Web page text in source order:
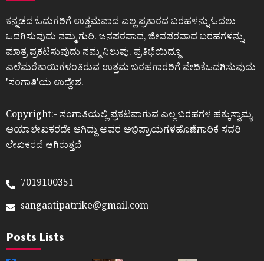
ಕನ್ನಡದ ಓದುಗರಿಗೆ ಉತ್ತಮವಾದ ಎಲ್ಲ ಪ್ರಕಾರದ ಬರಹಳನ್ನು ಓದಲು
ಒದಗಿಸುವುದು ನಮ್ಮ ಗುರಿ. ಜನಪರವಾದ, ಜೀವಪರವಾದ ಬರಹಗಳನ್ನು
ಮಾತ್ರ ಪ್ರಕಟಿಸುವುದು ನಮ್ಮ ನಿಲುವು. ಪ್ರತಿಭೆಯಿದ್ದೂ
ಎಲೆಮರೆಕಾಯಿಗಳಂತಿರುವ ಉತ್ತಮ ಬರಹಗಾರರಿಗೆ ವೇದಿಕೆಒದಗಿಸುವುದು
ʼಸಂಗಾತಿʼಯ ಉದ್ದೇಶ.
Copyright:- ಸಂಗಾತಿಯಲ್ಲಿ ಪ್ರಕಟವಾಗುವ ಎಲ್ಲ ಬರಹಗಳ ಹಕ್ಕುಸ್ವಾಮ್ಯ
ಆಯಾಲೇಖಕರದೇ ಆಗಿದ್ದು ಅವರ ಅಭಿಪ್ರಾಯಗಳಹೊಣೆಗಾರಿಕೆ ಸದರಿ
ಲೇಖಕರದೆ ಆಗಿರುತ್ತದೆ
7019100351
sangaatipatrike@gmail.com
Posts Lists